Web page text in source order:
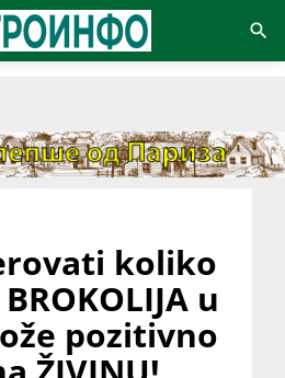
koliko
u
pozitivno